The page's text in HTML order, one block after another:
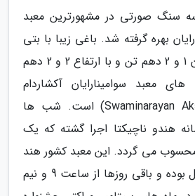
سنگ صورتی در مشهورترین معبد
بهره گرفته شد. باغی زیبا با بتی
طلا اندود شده به وزن 1 و 2 دهم تن و با ارتفاع 2 و 2 دهم
معبد سوامینارایان آکشاردام
(Swaminarayan Akshardham Temple) است. شب ها
هندو ناچیکتا اجرا گشته که یک
می گردد. این معبد کشور هند
روزهای دوشنبه تعطیل بوده و باقی روزها از ساعت 9 و نیم